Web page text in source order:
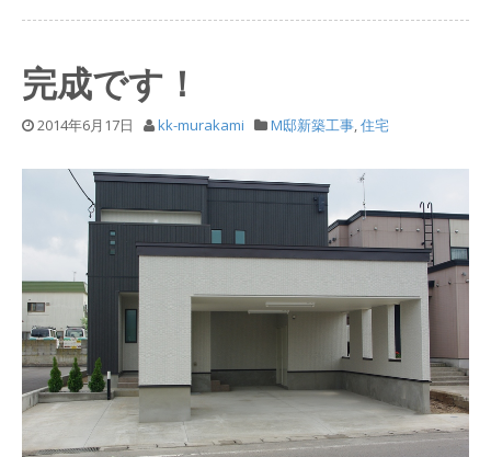
完成です！
2014年6月17日 kk-murakami M邸新築工事,住宅